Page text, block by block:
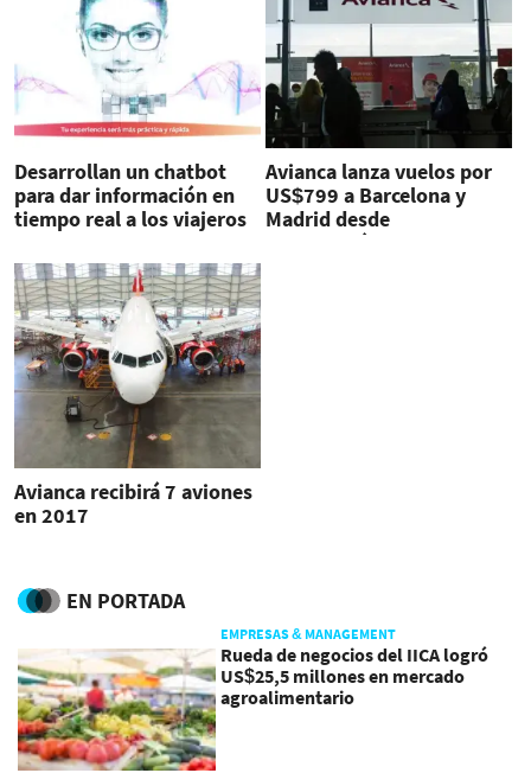
Desarrollan un chatbot
para dar información en
tiempo real a los viajeros
Avianca lanza vuelos por
US$799 a Barcelona y
Madrid desde
Centroamérica
Avianca recibirá 7 aviones
en 2017
EN PORTADA
EMPRESAS & MANAGEMENT
Rueda de negocios del IICA logró
US$25,5 millones en mercado
agroalimentario